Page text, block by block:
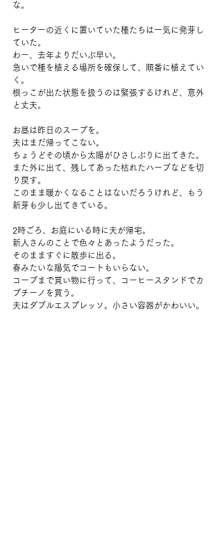
な。
ヒーターの近くに置いていた種たちは一気に発芽し
ていた。
わー、去年よりだいぶ早い。
急いで種を植える場所を確保して、順番に植えてい
く。
根っこが出た状態を扱うのは緊張するけれど、意外
と丈夫。
お昼は昨日のスープを。
夫はまだ帰ってこない。
ちょうどその頃から太陽がひさしぶりに出てきた。
また外に出て、残してあった枯れたハーブなどを切
り戻す。
このまま暖かくなることはないだろうけれど、もう
新芽も少し出てきている。
2時ごろ、お庭にいる時に夫が帰宅。
新人さんのことで色々とあったようだった。
そのまますぐに散歩に出る。
春みたいな陽気でコートもいらない。
コープまで買い物に行って、コーヒースタンドでカ
プチーノを買う。
夫はダブルエスプレッソ。小さい容器がかわいい。